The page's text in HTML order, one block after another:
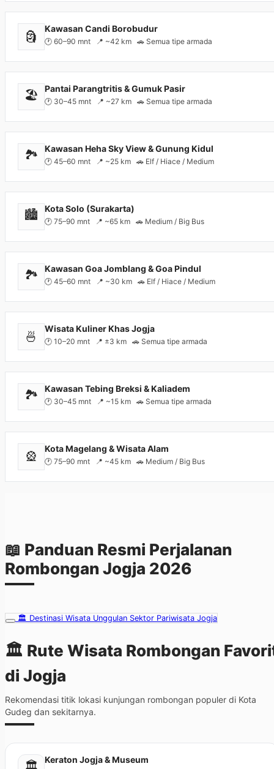
🗿
Kawasan Candi Borobudur
🕐 60–90 mnt 📍 ~42 km 🚗 Semua tipe armada
🏖️ Pantai Parangtritis & Gumuk Pasir
🕐 30–45 mnt 📍 ~27 km 🚗 Semua tipe armada
🏞️ Kawasan Heha Sky View & Gunung Kidul
🕐 45–60 mnt 📍 ~25 km 🚗 Elf / Hiace / Medium
🏙️ Kota Solo (Surakarta)
🕐 75–90 mnt 📍 ~65 km 🚗 Medium / Big Bus
🏞️ Kawasan Goa Jomblang & Goa Pindul
🕐 45–60 mnt 📍 ~30 km 🚗 Elf / Hiace / Medium
🍜
Wisata Kuliner Khas Jogja
🕐 10–20 mnt 📍 ±3 km 🚗 Semua tipe armada
🏞️ Kawasan Tebing Breksi & Kaliadem
🕐 30–45 mnt 📍 ~15 km 🚗 Semua tipe armada
🎡
Kota Magelang & Wisata Alam
🕐 75–90 mnt 📍 ~45 km 🚗 Medium / Big Bus
📖 Panduan Resmi Perjalanan
Rombongan Jogja 2026
🏛️ Destinasi Wisata Unggulan Sektor Pariwisata Jogja
🏛️ Rute Wisata Rombongan
di Jogja
Rekomendasi titik lokasi kunjungan rombongan populer di Kota
Gudeg dan sekitarnya.
🏛️ Keraton Jogja & Museum